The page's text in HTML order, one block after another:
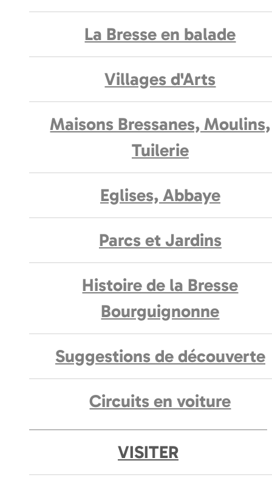
La Bresse en balade
Villages d'Arts
Maisons Bressanes, Moulins,
Tuilerie
Eglises, Abbaye
Parcs et Jardins
Histoire de la Bresse
Bourguignonne
Suggestions de découverte
Circuits en voiture
VISITER